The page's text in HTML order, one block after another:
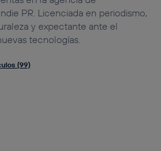
PR. Licenciada en periodismo,
y expectante ante el
tecnologías.
(99)